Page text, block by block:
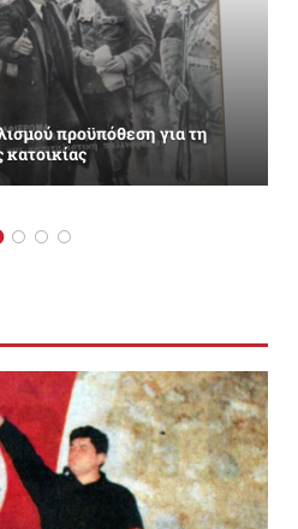
προϋπόθεση για τη